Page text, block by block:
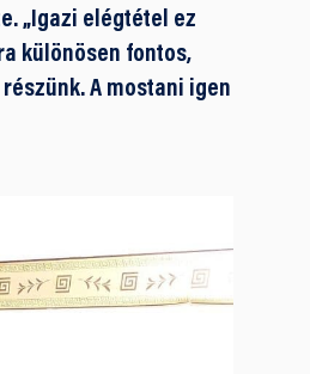
„Igazi elégtétel ez
különösen fontos,
A mostani igen